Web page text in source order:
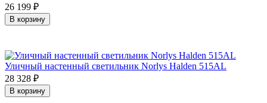
26 199 ₽
В корзину
Уличный настенный светильник Norlys Halden 515AL
28 328 ₽
В корзину